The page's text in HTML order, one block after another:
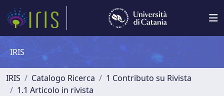
IRIS
IRIS Catalogo Ricerca
1 Contributo su Rivista
1.1 Articolo in rivista